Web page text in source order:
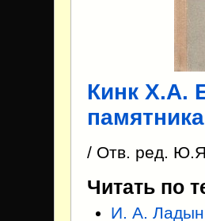
Кинк Х.А.
/ Отв. ред.
Читать по
И. А.